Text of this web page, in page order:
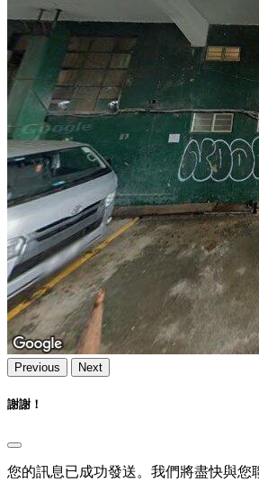
Previous Next
謝謝！
您的訊息已成功發送。我們將盡快與您